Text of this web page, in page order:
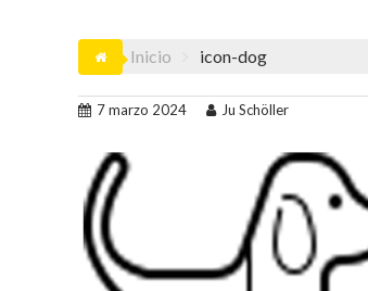
Inicio icon-dog
7 marzo 2024 Ju Schöller